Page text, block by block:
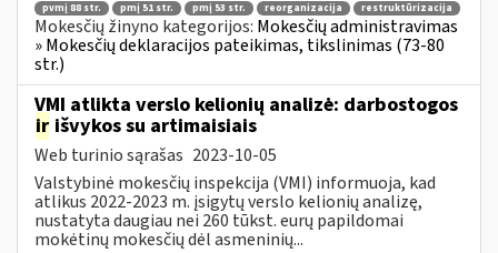
pvmį 88 str.
pmį 51 str. pmį 53 str. reorganizacija restruktūrizacija
Mokesčių žinyno kategorijos: Mokesčių administravimas
» Mokesčių deklaracijos pateikimas, tikslinimas (73-80
str.)
VMI atlikta verslo kelionių analizė: darbostogos
ir išvykos su artimaisiais
Web turinio sąrašas 2023-10-05
Valstybinė mokesčių inspekcija (VMI) informuoja, kad
atlikus 2022-2023 m. įsigytų verslo kelionių analizę,
nustatyta daugiau nei 260 tūkst. eurų papildomai
mokėtinų mokesčių dėl asmeninių...